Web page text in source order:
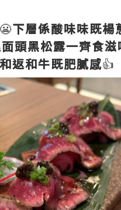
😬下層係酸味味既楊
頭黑松露一齊食滋
返和牛既肥膩感👍